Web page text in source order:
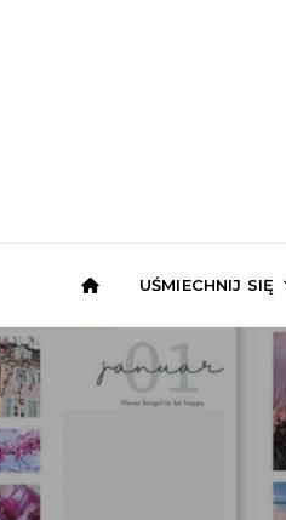
UŚMIECHNIJ SIĘ